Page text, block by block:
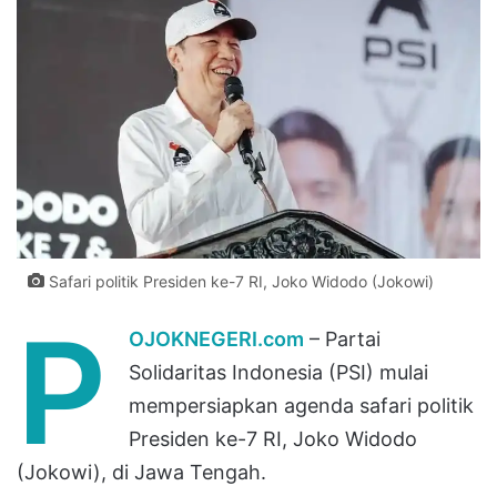
Safari politik Presiden ke-7 RI, Joko Widodo (Jokowi)
P OJOKNEGERI.com – Partai
Solidaritas Indonesia (PSI) mulai
mempersiapkan agenda safari politik
Presiden ke-7 RI, Joko Widodo
(Jokowi), di Jawa Tengah.